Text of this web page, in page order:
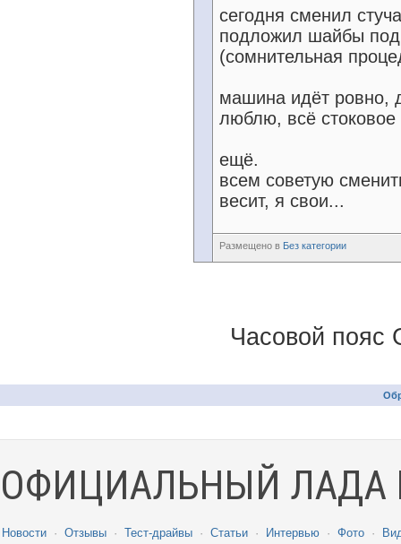
сегодня сменил
подложил шайбы под
(сомнительная
машина идёт ровно,
люблю, всё стоковое
ещё.
всем советую
весит, я свои...
Размещено в Без категории
Часовой пояс
ОФИЦИАЛЬНЫЙ ЛАДА
Новости · Отзывы · Тест-драйвы · Статьи · Интервью · Фото ·